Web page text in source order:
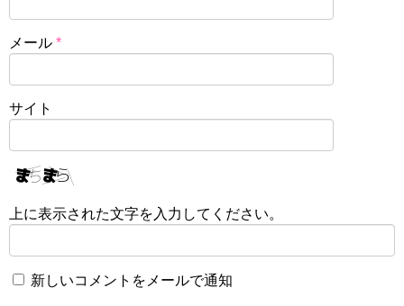
メール *
サイト
上に表示された文字を入力してください。
新しいコメントをメールで通知